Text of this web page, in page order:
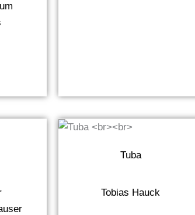
Tuba
Tobias Hauck